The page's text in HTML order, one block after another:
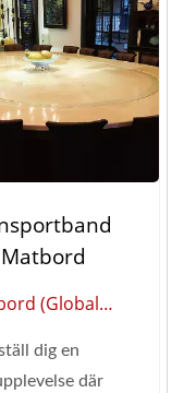
(Global
dig en
där